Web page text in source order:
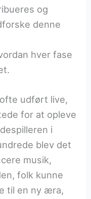
og
denne
hver fase
udført live,
for at opleve
i
blev det
musik,
folk kunne
til en ny æra,